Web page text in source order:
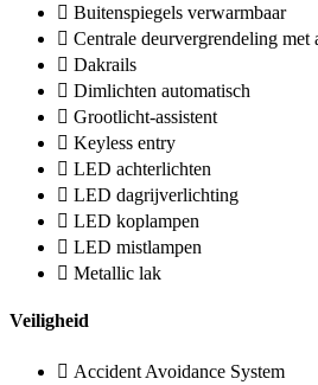
Buitenspiegels verwarmbaar
Centrale deurvergrendeling met
Dakrails
Dimlichten automatisch
Grootlicht-assistent
Keyless entry
LED achterlichten
LED dagrijverlichting
LED koplampen
LED mistlampen
Metallic lak
Veiligheid
Accident Avoidance System